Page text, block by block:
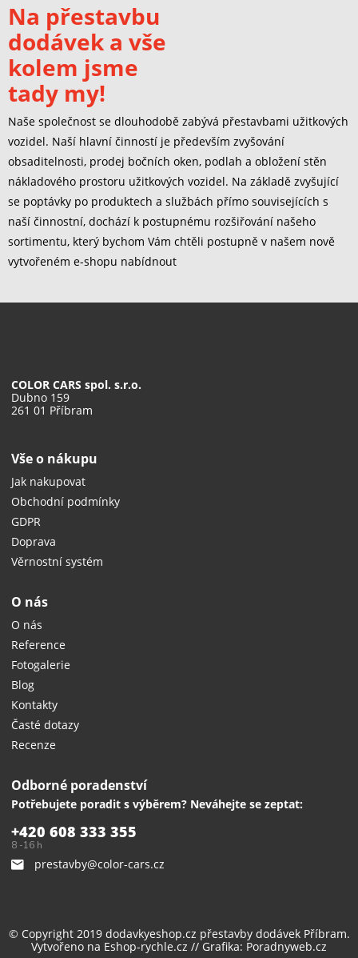
Na přestavbu
dodávek a vše
kolem jsme
tady my!
Naše společnost se dlouhodobě zabývá přestavbami užitkových
vozidel. Naší hlavní činností je především zvyšování
obsaditelnosti, prodej bočních oken, podlah a obložení stěn
nákladového prostoru užitkových vozidel. Na základě zvyšující
se poptávky po produktech a službách přímo souvisejících s
naší činnostní, dochází k postupnému rozšiřování našeho
sortimentu, který bychom Vám chtěli postupně v našem nově
vytvořeném e-shopu nabídnout
COLOR CARS spol. s.r.o.
Dubno 159
261 01 Příbram
Vše o nákupu
Jak nakupovat
Obchodní podmínky
GDPR
Doprava
Věrnostní systém
O nás
O nás
Reference
Fotogalerie
Blog
Kontakty
Časté dotazy
Recenze
Odborné poradenství
Potřebujete poradit s výběrem? Neváhejte se zeptat:
+420 608 333 355
8 -16 h
prestavby@color-cars.cz
© Copyright 2019 dodavkyeshop.cz přestavby dodávekPříbram.
Vytvořeno na Eshop-rychle.cz // Grafika: Poradnyweb.cz